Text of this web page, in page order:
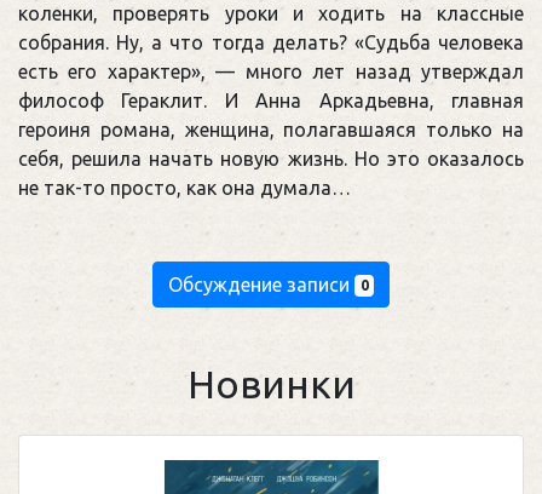
коленки, проверять уроки и ходить на классные
собрания. Ну, а что тогда делать? «Судьба человека
есть его характер», — много лет назад утверждал
философ Гераклит. И Анна Аркадьевна, главная
героиня романа, женщина, полагавшаяся только на
себя, решила начать новую жизнь. Но это оказалось
не так-то просто, как она думала…
Обсуждение записи 0
Новинки